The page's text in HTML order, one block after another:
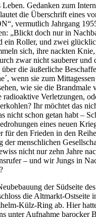
Gedanken zum
lautet die Überschrift eines
, vermutlich Jahrgang
Blickt doch nur in
ein Roller, und zwei
sich, ihre nackten
zwar nicht sauberer und
die äußerliche
wenn sie zum
wie sie die Brandmale
radioaktive Verletzungen,
Ihr möchtet das
nicht schon getan habt –
eines neuen
für den Frieden in den
der menschlichen
nicht nur zehn Jahre
– und wir Jungs in
der Südseite
die Altmarkt-Ostseite
Külz-Ring ab. Hier
unter Aufnahme barocker